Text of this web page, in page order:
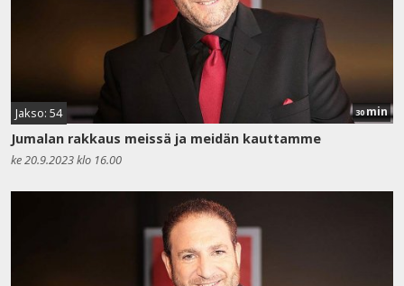
Jakso: 54 30min
Jumalan rakkaus meissä ja meidän kauttamme
ke 20.9.2023 klo 16.00